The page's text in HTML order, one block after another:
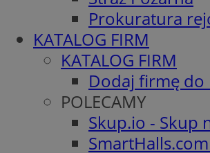
Prokuratura
KATALOG FIRM
KATALOG FIRM
Dodaj firmę do
POLECAMY
Skup.io - Skup